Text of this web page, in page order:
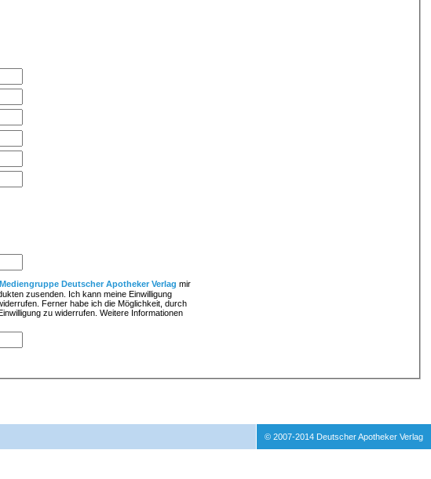
Deutscher Apotheker Verlag mir
zusenden. Ich kann meine Einwilligung
Ferner habe ich die Möglichkeit, durch
zu widerrufen. Weitere Informationen
© 2007-2014 Deutscher Apotheker Verlag